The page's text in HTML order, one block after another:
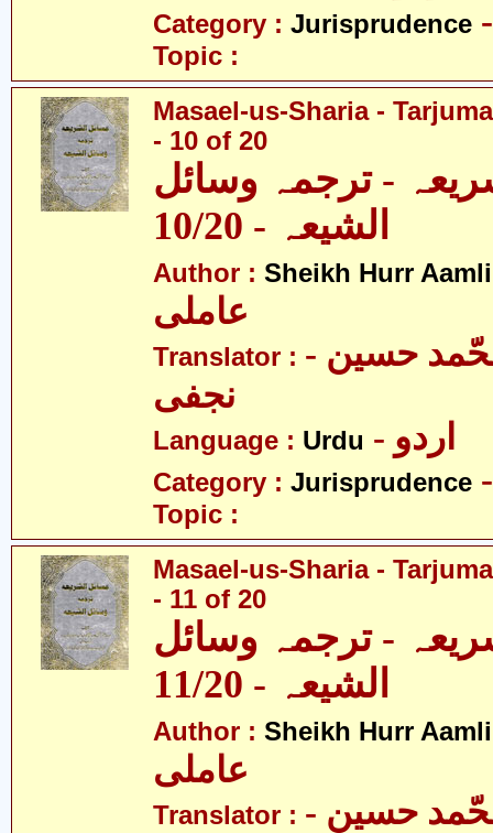
Category : Jurisprudence
Topic :
Masael-us-Sharia -
- 10 of 20
- ترجمہ وسائل
الشیعہ - 10/20
Author : Sheikh Hurr Aamli
عاملی
Translator : - آیت اللہ محّمد حسین
نجفی
Language : Urdu - اردو
Category : Jurisprudence
Topic :
Masael-us-Sharia -
- 11 of 20
- ترجمہ وسائل
الشیعہ - 11/20
Author : Sheikh Hurr Aamli
عاملی
Translator : - آیت اللہ محّمد حسین